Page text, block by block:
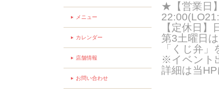
★【営業日
【定休日
第3土曜日
「くじ弁
※イベント
詳細は当
メニュー
カレンダー
店舗情報
お問い合わせ